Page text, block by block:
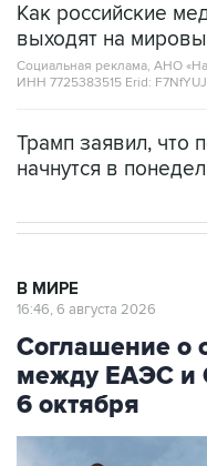
Как российские
выходят на
Социальная реклама, АНО
ИНН 7725383515 Erid:
Трамп заявил, что
начнутся в
В МИРЕ
16:46, 6 августа 2026
Соглашение о
между ЕАЭС и
6 октября